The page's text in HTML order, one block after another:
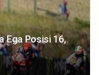
Ega Posisi 16,